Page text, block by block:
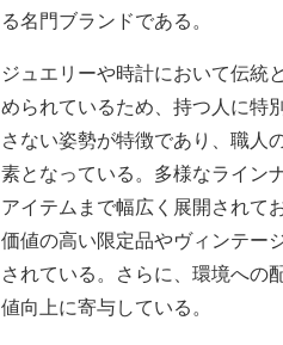
る名門ブランドである。
ジュエリーや時計において伝統
められているため、持つ人に特
さない姿勢が特徴であり、職人
素となっている。多様なライン
アイテムまで幅広く展開されて
価値の高い限定品やヴィンテー
されている。さらに、環境への
値向上に寄与している。